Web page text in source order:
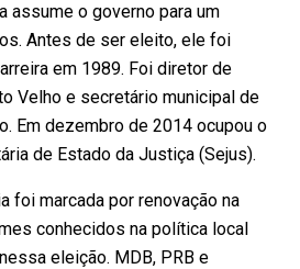
assume o governo para um
Antes de ser eleito, ele foi
em 1989. Foi diretor de
Velho e secretário municipal de
Em dezembro de 2014 ocupou o
de Estado da Justiça (Sejus).
foi marcada por renovação na
conhecidos na política local
eleição. MDB, PRB e